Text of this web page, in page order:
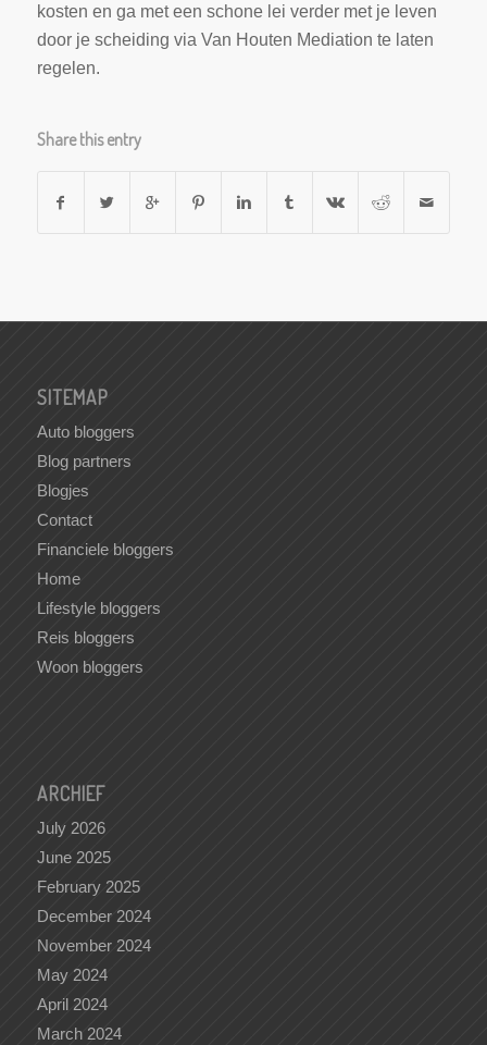
kosten en ga met een schone lei verder met je leven
door je scheiding via Van Houten Mediation te laten
regelen.
Share this entry
SITEMAP
Auto bloggers
Blog partners
Blogjes
Contact
Financiele bloggers
Home
Lifestyle bloggers
Reis bloggers
Woon bloggers
ARCHIEF
July 2026
June 2025
February 2025
December 2024
November 2024
May 2024
April 2024
March 2024